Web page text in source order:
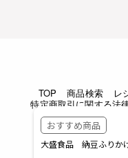
TOP 商品検索 レ
特定商取引に関する法
Copyright ©